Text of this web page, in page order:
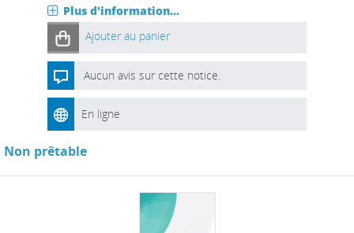
Plus d'information...
Ajouter au panier
Aucun avis sur cette notice.
En ligne
Non prêtable